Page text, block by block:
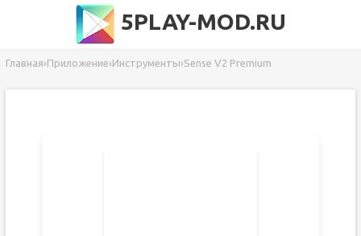
5PLAY-MOD.RU
Главная›Приложение›Инструменты›Sense V2 Premium